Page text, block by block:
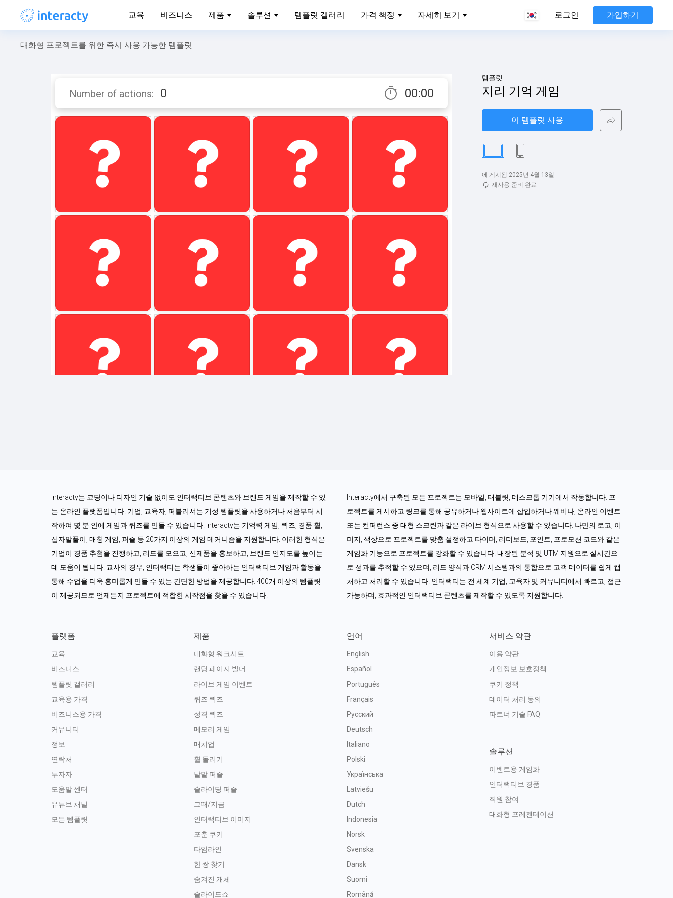
교육 비즈니스 제품 솔루션 템플릿 갤러리 가격 책정 자세히 보기 로그인 가입하기
대화형 프로젝트를 위한 즉시 사용 가능한 템플릿
템플릿
지리 기억 게임
이 템플릿 사용
에 게시됨 2025년 4월 13일
재사용 준비 완료
Interacty는 코딩이나 디자인 기술 없이도 인터랙티브 콘텐츠와 브랜드 게임을 제작할 수 있
는 온라인 플랫폼입니다. 기업, 교육자, 퍼블리셔는 기성 템플릿을 사용하거나 처음부터 시
작하여 몇 분 안에 게임과 퀴즈를 만들 수 있습니다. Interacty는 기억력 게임, 퀴즈, 경품 휠,
십자말풀이, 매칭 게임, 퍼즐 등 20가지 이상의 게임 메커니즘을 지원합니다. 이러한 형식은
기업이 경품 추첨을 진행하고, 리드를 모으고, 신제품을 홍보하고, 브랜드 인지도를 높이는
데 도움이 됩니다. 교사의 경우, 인터랙티는 학생들이 좋아하는 인터랙티브 게임과 활동을
통해 수업을 더욱 흥미롭게 만들 수 있는 간단한 방법을 제공합니다. 400개 이상의 템플릿
이 제공되므로 언제든지 프로젝트에 적합한 시작점을 찾을 수 있습니다.
Interacty에서 구축된 모든 프로젝트는 모바일, 태블릿, 데스크톱 기기에서 작동합니다. 프
로젝트를 게시하고 링크를 통해 공유하거나 웹사이트에 삽입하거나 웨비나, 온라인 이벤트
또는 컨퍼런스 중 대형 스크린과 같은 라이브 형식으로 사용할 수 있습니다. 나만의 로고, 이
미지, 색상으로 프로젝트를 맞춤 설정하고 타이머, 리더보드, 포인트, 프로모션 코드와 같은
게임화 기능으로 프로젝트를 강화할 수 있습니다. 내장된 분석 및 UTM 지원으로 실시간으
로 성과를 추적할 수 있으며, 리드 양식과 CRM 시스템과의 통합으로 고객 데이터를 쉽게 캡
처하고 처리할 수 있습니다. 인터랙티는 전 세계 기업, 교육자 및 커뮤니티에서 빠르고, 접근
가능하며, 효과적인 인터랙티브 콘텐츠를 제작할 수 있도록 지원합니다.
플랫폼
교육
비즈니스
템플릿 갤러리
교육용 가격
비즈니스용 가격
커뮤니티
정보
연락처
투자자
도움말 센터
유튜브 채널
모든 템플릿
제품
대화형 워크시트
랜딩 페이지 빌더
라이브 게임 이벤트
퀴즈 퀴즈
성격 퀴즈
메모리 게임
매치업
휠 돌리기
낱말 퍼즐
슬라이딩 퍼즐
그때/지금
인터랙티브 이미지
포춘 쿠키
타임라인
한 쌍 찾기
숨겨진 개체
슬라이드쇼
언어
English
Español
Português
Français
Русский
Deutsch
Italiano
Polski
Українська
Latviešu
Dutch
Indonesia
Norsk
Svenska
Dansk
Suomi
Română
서비스 약관
이용 약관
개인정보 보호정책
쿠키 정책
데이터 처리 동의
파트너 기술 FAQ
솔루션
이벤트용 게임화
인터랙티브 경품
직원 참여
대화형 프레젠테이션